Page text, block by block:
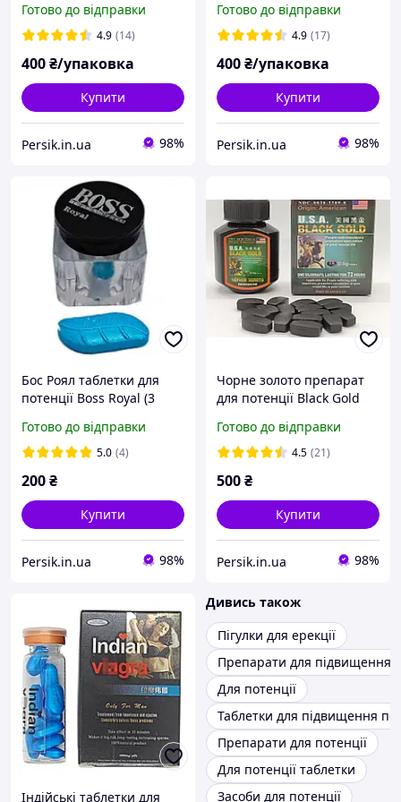
Готово до відправки
4.9 (14)
400₴/упаковка
Купити
Persik.in.ua 98%
Готово до відправки
4.9 (17)
400₴/упаковка
Купити
Persik.in.ua 98%
Бос Роял таблетки для
потенції Boss Royal (3
Готово до відправки
5.0 (4)
200₴
Купити
Persik.in.ua 98%
Чорне золото препарат
для потенції Black Gold
Готово до відправки
4.5 (21)
500₴
Купити
Persik.in.ua 98%
Індійські таблетки для
Дивись також
Пігулки для ерекції
Препарати для підвищення
Для потенції
Таблетки для підвищення
Препарати для потенції
Для потенції таблетки
Засоби для потенції